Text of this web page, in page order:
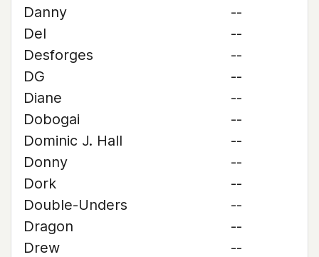
Danny
--
Del
--
Desforges
--
DG
--
Diane
--
Dobogai
--
Dominic J. Hall
--
Donny
--
Dork
--
Double-Unders
--
Dragon
--
Drew
--